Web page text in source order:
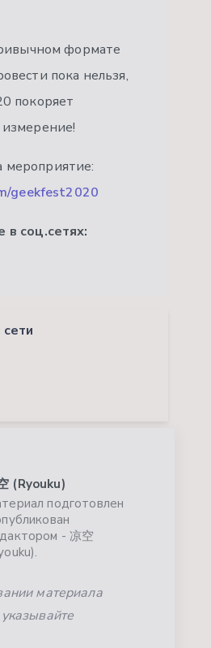
формате
пока нельзя,
покоряет
мероприятие:
geekfest2020
в соц.сетях:
(Ryouku)
подготовлен
- 凉空
материала